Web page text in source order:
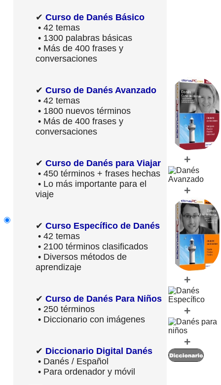
✔ Curso de Danés Básico
• 42 temas
• 1300 palabras básicas
• Más de 400 frases y
conversaciones
✔ Curso de Danés Avanzado
• 42 temas
• 1800 nuevos términos
• Más de 400 frases y
conversaciones
✔ Curso de Danés para Viajar
• 450 términos + frases hechas
• Lo más importante para el
viaje
✔ Curso Específico de Danés
• 42 temas
• 2100 términos clasificados
• Diversos métodos de
aprendizaje
✔ Curso de Danés Para Niños
• 250 términos
• Diccionario con imágenes
✔ Diccionario Digital Danés
• Danés / Español
• Para ordenador y móvil
+
+
+
+
+